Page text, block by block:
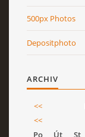
500px Photos
Depositphoto
ARCHIV
<<
<<
Po
Út St